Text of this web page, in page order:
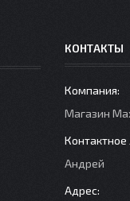
КОНТАКТЫ
Mагазин
Андрей